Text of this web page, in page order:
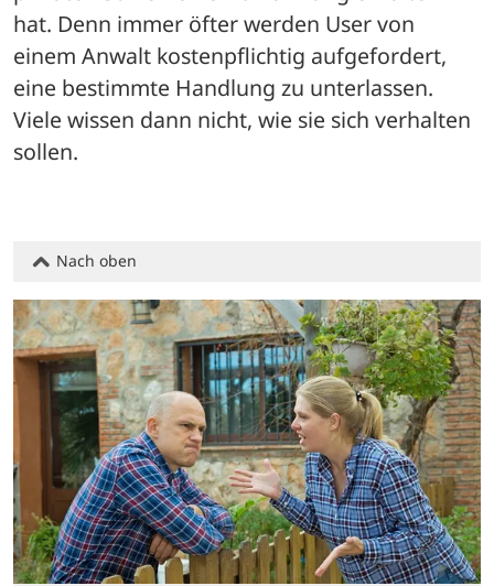
hat. Denn immer öfter werden User von
einem Anwalt kostenpflichtig aufgefordert,
eine bestimmte Handlung zu unterlassen.
Viele wissen dann nicht, wie sie sich verhalten
sollen.
Nach oben